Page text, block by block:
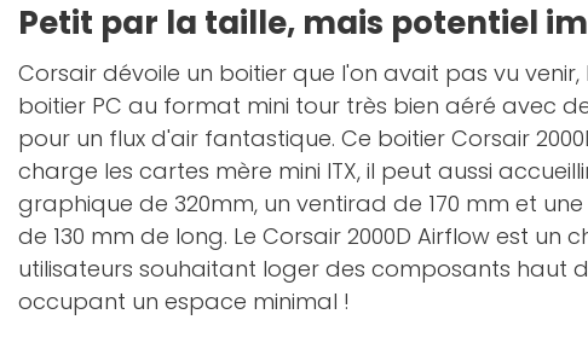
Petit par la taille, mais potentiel
Corsair dévoile un boitier que l'on avait pas vu venir,
boitier PC au format mini tour très bien aéré avec
pour un flux d'air fantastique. Ce boitier Corsair
charge les cartes mère mini ITX, il peut aussi
graphique de 320mm, un ventirad de 170 mm et une
de 130 mm de long. Le Corsair 2000D Airflow est un
utilisateurs souhaitant loger des composants haut
occupant un espace minimal !